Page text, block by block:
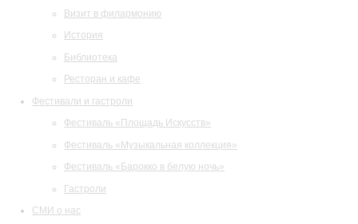
Визит в филармонию
История
Библиотека
Ресторан и кафе
Фестивали и гастроли
Фестиваль «Площадь Искусств»
Фестиваль «Музыкальная коллекция»
Фестиваль «Барокко в белую ночь»
Гастроли
СМИ о нас